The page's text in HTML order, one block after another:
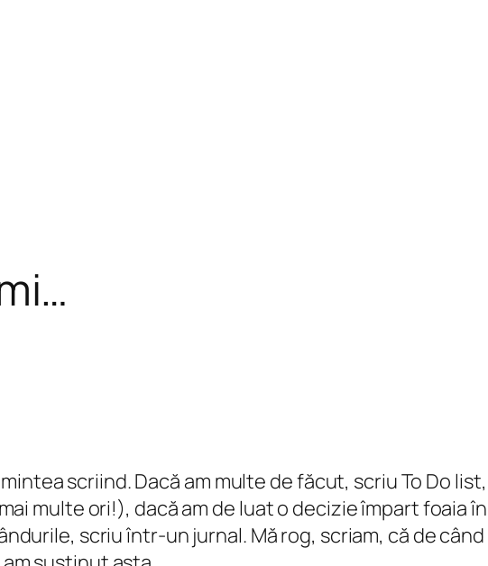
scriind. Dacă am multe de făcut, scriu To Do
multe ori!), dacă am de luat o decizie împart foaia
scriu într-un jurnal. Mă rog, scriam, că de